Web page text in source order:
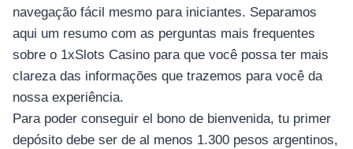
navegação fácil mesmo para iniciantes. Separamos
aqui um resumo com as perguntas mais frequentes
sobre o 1xSlots Casino para que você possa ter mais
clareza das informações que trazemos para você da
nossa experiência.
Para poder conseguir el bono de bienvenida, tu primer
depósito debe ser de al menos 1.300 pesos argentinos,